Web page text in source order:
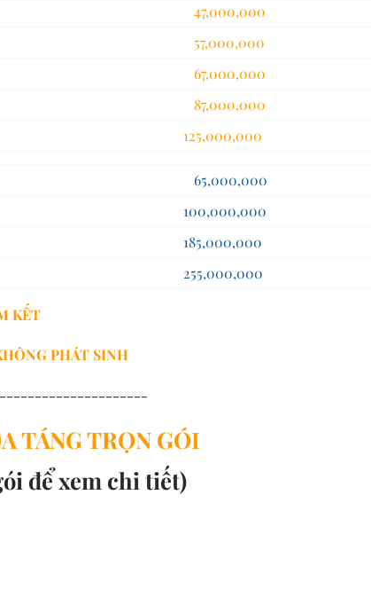
47,000,000
57,000,000
67,000,000
87,000,000
125,000,000
65,000,000
100,000,000
185,000,000
255,000,000
KẾT
PHÁT SINH
TÁNG TRỌN GÓI
để xem chi tiết)